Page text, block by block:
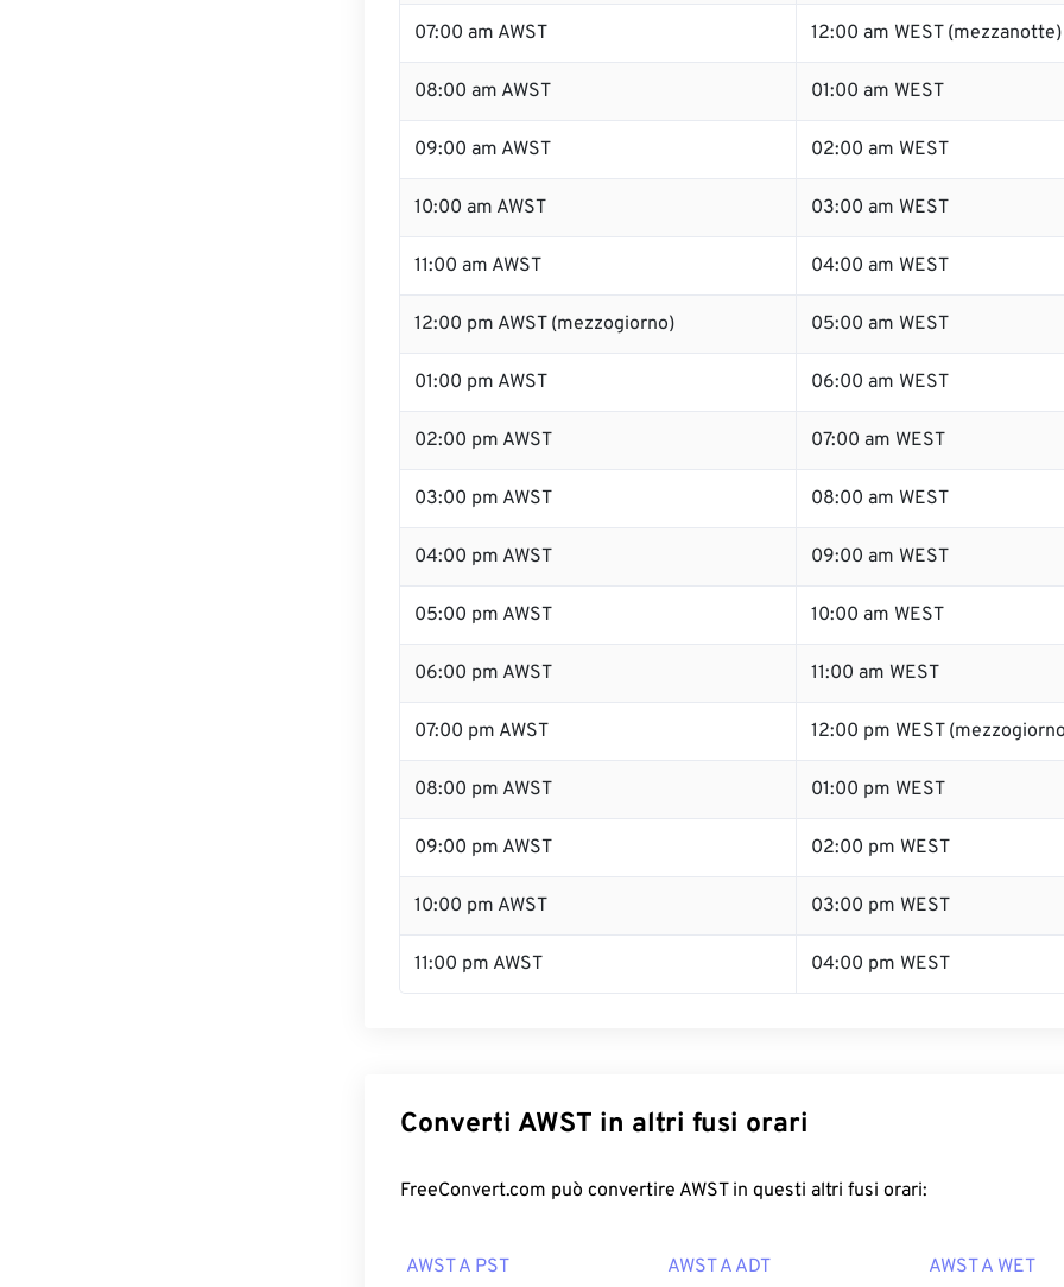
07:00 am AWST 12:00 am WEST (mezzanotte)
08:00 am AWST 01:00 am WEST
09:00 am AWST 02:00 am WEST
10:00 am AWST 03:00 am WEST
11:00 am AWST 04:00 am WEST
12:00 pm AWST (mezzogiorno) 05:00 am WEST
01:00 pm AWST 06:00 am WEST
02:00 pm AWST 07:00 am WEST
03:00 pm AWST 08:00 am WEST
04:00 pm AWST 09:00 am WEST
05:00 pm AWST 10:00 am WEST
06:00 pm AWST 11:00 am WEST
07:00 pm AWST 12:00 pm WEST
08:00 pm AWST 01:00 pm WEST
09:00 pm AWST 02:00 pm WEST
10:00 pm AWST 03:00 pm WEST
11:00 pm AWST 04:00 pm WEST
Converti AWST in altri fusi orari
FreeConvert.com può convertire AWST in questi altri fusi orari:
AWST A PST AWST A ADT AWST A WET